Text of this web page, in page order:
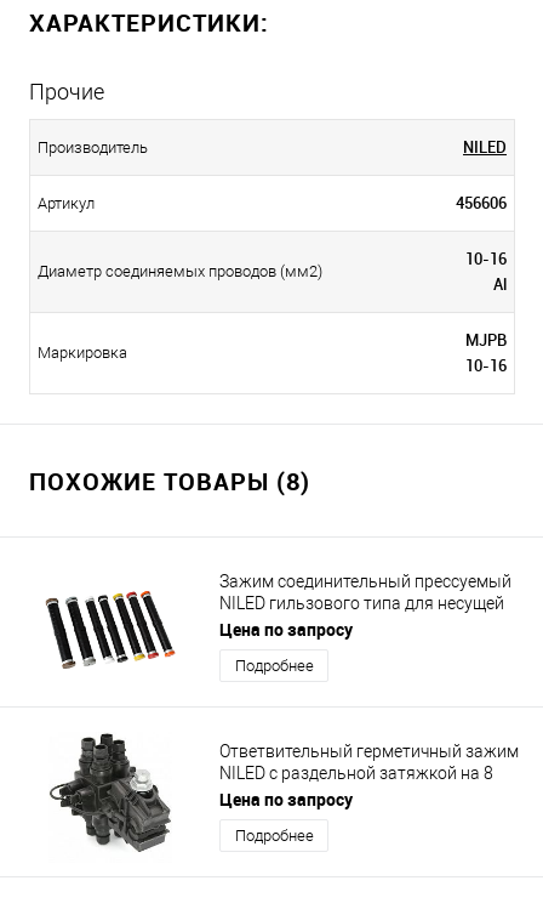
ХАРАКТЕРИСТИКИ:
Прочие
Производитель NILED
Артикул 456606
Диаметр соединяемых проводов (мм2)
10-16
Al
Маркировка
MJPB
10-16
ПОХОЖИЕ ТОВАРЫ (8)
Зажим соединительный прессуемый
NILED гильзового типа для несущей
нулевой жилы MJPT 54.6/50N
Цена по запросу
Подробнее
Ответвительный герметичный зажим
NILED с раздельной затяжкой на 8
ответвлений Р18
Цена по запросу
Подробнее